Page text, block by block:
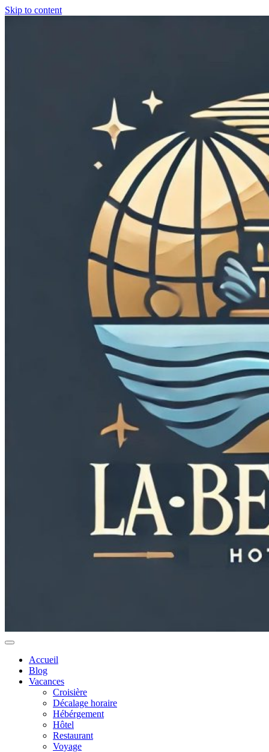
Skip to content
Accueil
Blog
Vacances
Croisière
Décalage horaire
Hébérgement
Hôtel
Restaurant
Voyage